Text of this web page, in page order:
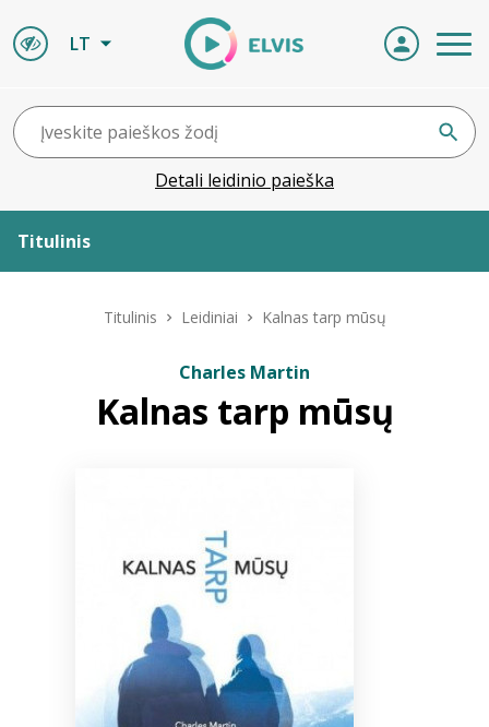
LT
Detali leidinio paieška
Titulinis
ELVIS atvyksta
+370 667 80 541
Titulinis Leidiniai Kalnas tarp mūsų
Charles Martin
Kalnas tarp mūsų